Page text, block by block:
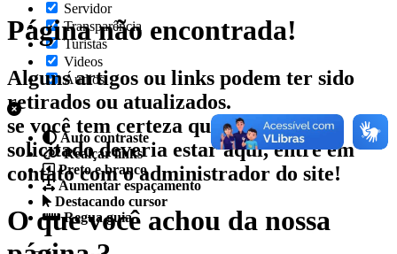
Servidor
Transparência
Turistas
Videos
Áudios
Auto contraste
Realçar links
Preto e branco
Aumentar espaçamento
Destacando cursor
Regua guia
Página não encontrada!
Alguns artigos ou links podem ter sido
retirados ou atualizados.
se você tem certeza que o conteúdo
solicitado deveria estar aqui, entre em
contato com o administrador do site!
O que você achou da nossa